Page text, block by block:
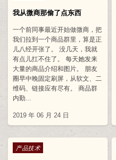
我从微商那偷了点东西
一个前同事最近开始做微商，把
我们拉到一个商品群里，算是正
儿八经开张了。 没几天，我就
有点儿扛不住了。 每天她发来
大量的商品介绍和图片。 朋友
圈早中晚固定刷屏，从软文、二
维码、链接应有尽有。 商品群
内勤...
2019 年 06 月 24 日
Posted in
产品技术